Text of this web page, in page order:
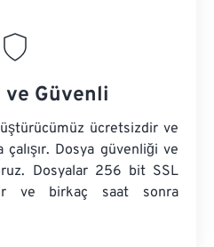
Güvenli
ücretsizdir ve
çalışır. Dosya güvenliği ve
Dosyalar 256 bit SSL
ve birkaç saat sonra